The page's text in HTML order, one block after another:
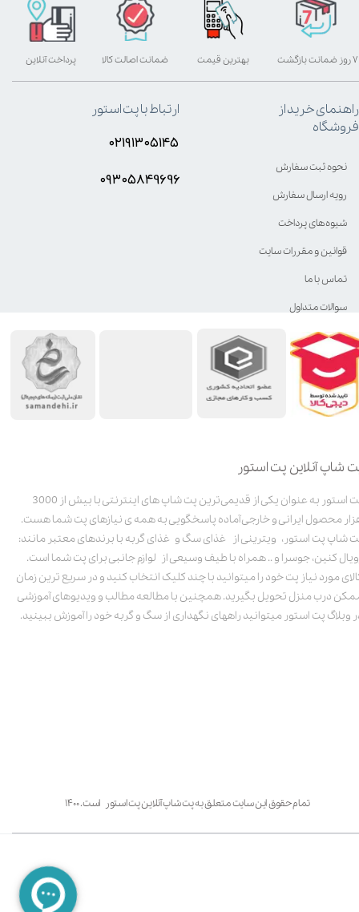
شاپ آنلاین پت استور
پت استور به عنوان یکی از قدیمی‌ترین پت شاپ های اینترنتی با بیش از 3000
محصول ایرانی و خارجی آماده پاسخگویی به همه ی نیازهای پت شما هست.
شاپ پت استور، ویترینی از غذای سگ و غذای گربه با برندهای معتبر مانند:
کنین، جوسرا و .. همراه با طیف وسیعی از لوازم جانبی برای پت شما است.
مورد نیاز پت خود را میتوانید با چند کلیک انتخاب کنید و در سریع ترین زمان
درب منزل تحویل بگیرید. همچنین با مطالعه مطالب و ویدیوهای آموزشی
وبلاگ پت استور میتوانید راههای نگهداری از سگ و گربه خود را آموزش ببینید.
تمام حقوق این سایت متعلق به پت شاپ آنلاین پت استور است. ۱۴۰۰
بهترین قیمت پرداخت آنلاین ۷ روز ضمانت بازگشت ضمانت اصالت کالا
راهنمای خرید از
فروشگاه
نحوه ثبت سفارش
رویه ارسال سفارش
شیوه‌های پرداخت
قوانین و مقررات سایت
تماس با ما
سوالات متداول
ارتباط با پت استور
۰۲۱۹۱۳۰۵۱۴۵
۰۹۳۰۵8۴9696